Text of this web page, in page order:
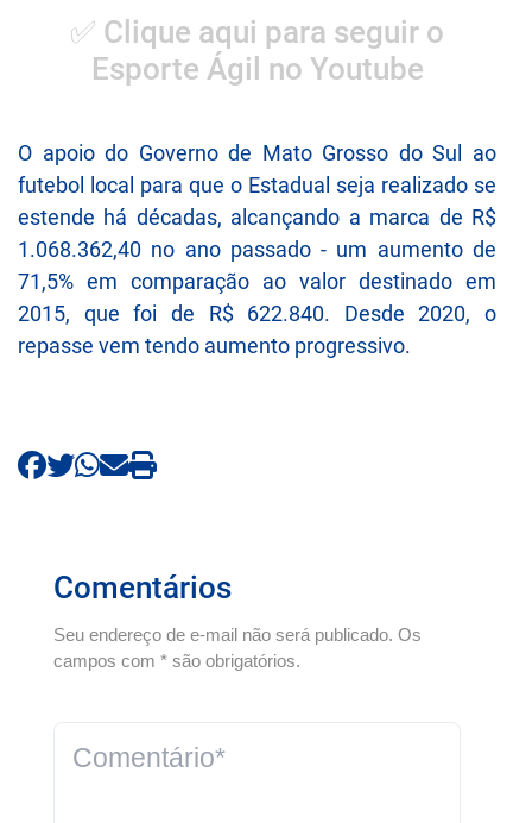
✅ Clique aqui para seguir o
Esporte Ágil no Youtube
O apoio do Governo de Mato Grosso do Sul ao
futebol local para que o Estadual seja realizado se
estende há décadas, alcançando a marca de R$
1.068.362,40 no ano passado - um aumento de
71,5% em comparação ao valor destinado em
2015, que foi de R$ 622.840. Desde 2020, o
repasse vem tendo aumento progressivo.
Comentários
Seu endereço de e-mail não será publicado. Os
campos com * são obrigatórios.